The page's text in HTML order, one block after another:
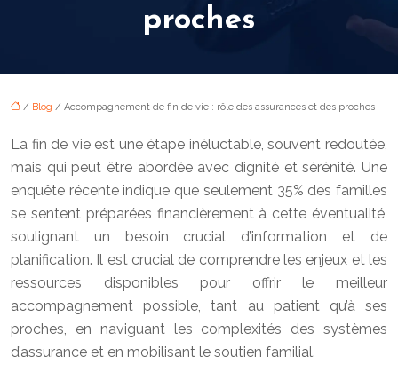
proches
/ Blog / Accompagnement de fin de vie : rôle des assurances et des proches
La fin de vie est une étape inéluctable, souvent redoutée,
mais qui peut être abordée avec dignité et sérénité. Une
enquête récente indique que seulement 35% des familles
se sentent préparées financièrement à cette éventualité,
soulignant un besoin crucial d’information et de
planification. Il est crucial de comprendre les enjeux et les
ressources disponibles pour offrir le meilleur
accompagnement possible, tant au patient qu’à ses
proches, en naviguant les complexités des systèmes
d’assurance et en mobilisant le soutien familial.